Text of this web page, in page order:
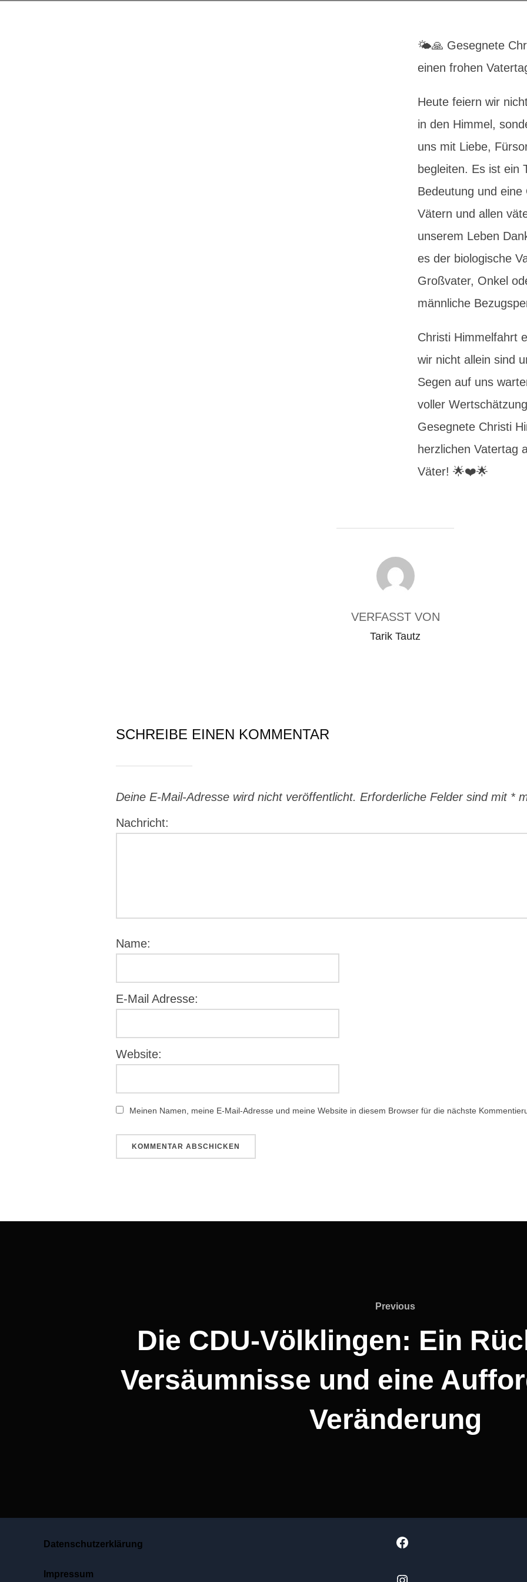
🌤️🙏 Gesegnete
einen frohen
Heute feiern wir
in den Himmel,
uns mit Liebe,
begleiten. Es ist ein
Bedeutung und eine
Vätern und allen
unserem Leben
es der biologische
Großvater, Onkel
männliche
Christi Himmelfahrt
wir nicht allein sind
Segen auf uns
voller
Gesegnete Christi
herzlichen Vatertag
Väter! 🌟❤️🌟
BEITRAGSAUTOR
VERFASST VON
Tarik Tautz
SCHREIBE EINEN KOMMENTAR
Deine E-Mail-Adresse wird nicht veröffentlicht. Erforderliche Felder sind mit *
Nachricht:
Name:
E-Mail Adresse:
Website:
Meinen Namen, meine E-Mail-Adresse und meine Website in diesem Browser für die nächste
Previous
Previous
Die CDU-Völklingen: Ein
Versäumnisse und eine
Veränderung
Datenschutzerklärung
Impressum
Facebook